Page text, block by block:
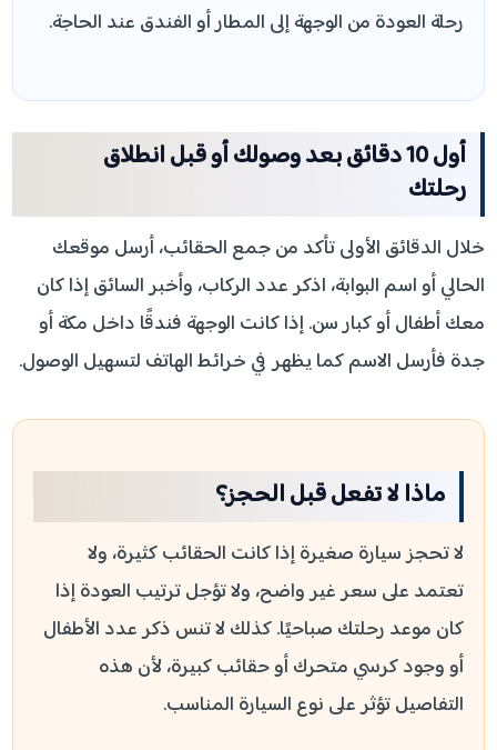
رحلة العودة من الوجهة إلى المطار أو الفندق عند الحاجة.
أول 10 دقائق بعد وصولك أو قبل انطلاق
رحلتك
خلال الدقائق الأولى تأكد من جمع الحقائب، أرسل موقعك
الحالي أو اسم البوابة، اذكر عدد الركاب، وأخبر السائق إذا كان
معك أطفال أو كبار سن. إذا كانت الوجهة فندقًا داخل مكة أو
جدة فأرسل الاسم كما يظهر في خرائط الهاتف لتسهيل الوصول.
ماذا لا تفعل قبل الحجز؟
لا تحجز سيارة صغيرة إذا كانت الحقائب كثيرة، ولا
تعتمد على سعر غير واضح، ولا تؤجل ترتيب العودة إذا
كان موعد رحلتك صباحيًا. كذلك لا تنس ذكر عدد الأطفال
أو وجود كرسي متحرك أو حقائب كبيرة، لأن هذه
التفاصيل تؤثر على نوع السيارة المناسب.